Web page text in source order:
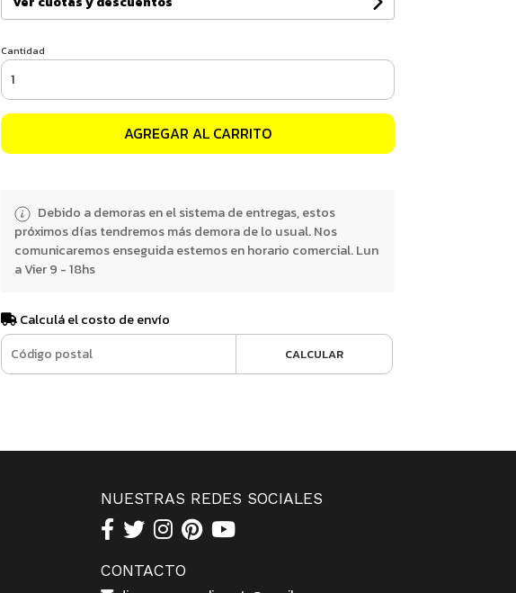
Cantidad
AGREGAR AL CARRITO
Debido a demoras en el sistema de entregas, estos
próximos días tendremos más demora de lo usual. Nos
comunicaremos enseguida estemos en horario comercial. Lun
a Vier 9 - 18hs
Calculá el costo de envío
CALCULAR
NUESTRAS REDES SOCIALES
CONTACTO